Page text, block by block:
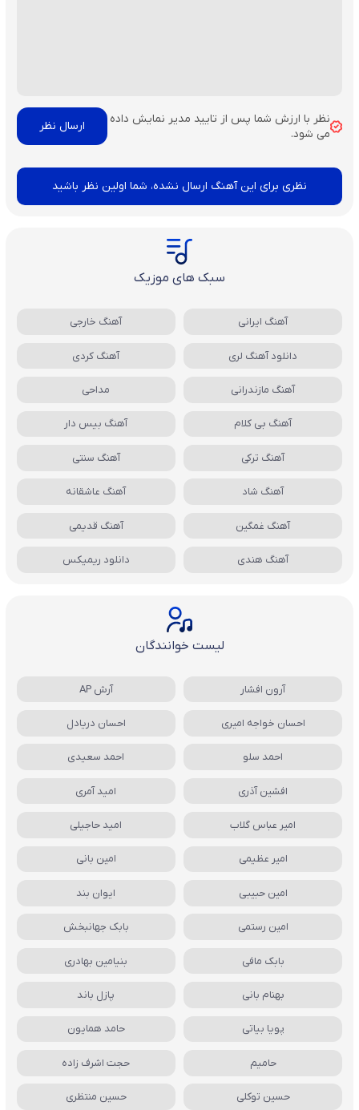
نظر با ارزش شما پس از تایید مدیر نمایش داده
می شود.
نظری برای این آهنگ ارسال نشده، شما اولین نظر باشید
سبک های موزیک
آهنگ ایرانی آهنگ خارجی
دانلود آهنگ لری آهنگ کردی
آهنگ مازندرانی مداحی
آهنگ بی کلام آهنگ بیس دار
آهنگ ترکی آهنگ سنتی
آهنگ شاد آهنگ عاشقانه
آهنگ غمگین آهنگ قدیمی
آهنگ هندی دانلود ریمیکس
لیست خوانندگان
آرون افشار آرش AP
احسان خواجه امیری احسان دریادل
احمد سلو احمد سعیدی
افشین آذری امید آمری
امیر عباس گلاب امید حاجیلی
امیر عظیمی امین بانی
امین حبیبی ایوان بند
امین رستمی بابک جهانبخش
بابک مافی بنیامین بهادری
بهنام بانی پازل باند
پویا بیاتی حامد همایون
حامیم حجت اشرف زاده
حسین توکلی حسین منتظری